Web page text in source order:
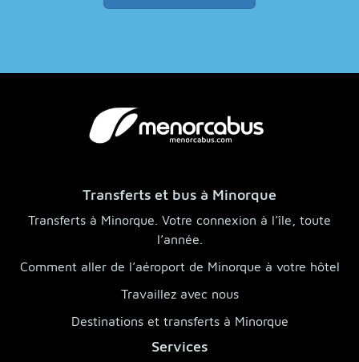
Transferts et bus à Minorque
Transferts à Minorque. Votre connexion à l’île, toute
l’année.
Comment aller de l’aéroport de Minorque à votre hôtel
Travaillez avec nous
Destinations et transferts à Minorque
Services